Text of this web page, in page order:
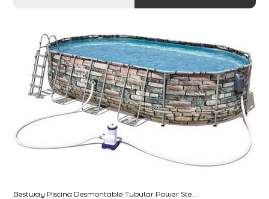
Bestway Piscina Desmontable Tubular Power Ste...